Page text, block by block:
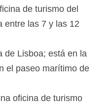
de turismo del
entre las 7 y las 12
de Lisboa; está en la
el paseo marítimo de
oficina de turismo